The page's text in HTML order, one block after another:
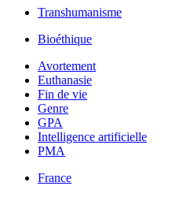
Transhumanisme
Bioéthique
Avortement
Euthanasie
Fin de vie
Genre
GPA
Intelligence artificielle
PMA
France